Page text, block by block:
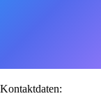
Kontaktdaten: